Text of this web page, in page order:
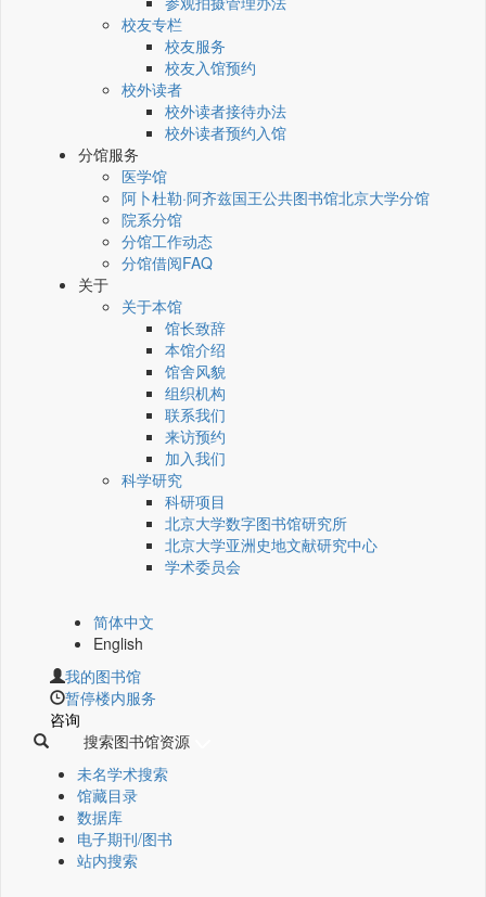
校友专栏
校友服务
校友入馆预约
校外读者
校外读者接待办法
校外读者预约入馆
分馆服务
医学馆
阿卜杜勒·阿齐兹国王公共图书馆北京大学分馆
院系分馆
分馆工作动态
分馆借阅FAQ
关于
关于本馆
馆长致辞
本馆介绍
馆舍风貌
组织机构
联系我们
来访预约
加入我们
科学研究
科研项目
北京大学数字图书馆研究所
北京大学亚洲史地文献研究中心
学术委员会
简体中文
English
我的图书馆
暂停楼内服务
咨询
搜索图书馆资源
未名学术搜索
馆藏目录
数据库
电子期刊/图书
站内搜索